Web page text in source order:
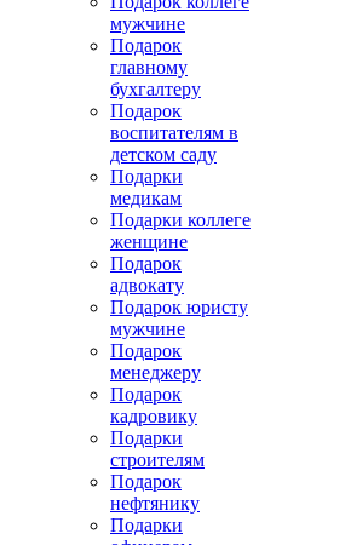
мужчине
Подарок
главному
бухгалтеру
Подарок
воспитателям в
детском саду
Подарки
медикам
Подарки коллеге
женщине
Подарок
адвокату
Подарок юристу
мужчине
Подарок
менеджеру
Подарок
кадровику
Подарки
строителям
Подарок
нефтянику
Подарки